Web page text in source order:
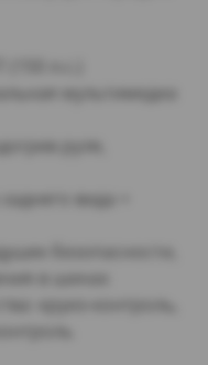
л.с.)
мультимедиа
руля,
вида +
безопасности,
в шинах
круиз-контроль,